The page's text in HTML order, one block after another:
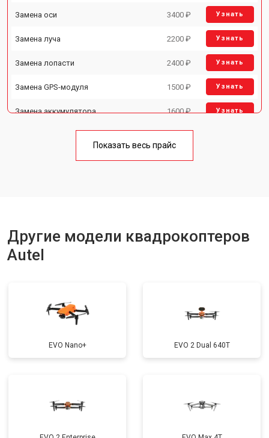
Замена оси 3400 ₽ Узнать
Замена луча 2200 ₽ Узнать
Замена лопасти 2400 ₽ Узнать
Замена GPS-модуля 1500 ₽ Узнать
Замена аккумулятора 1600 ₽ Узнать
1800 ₽
Показать весь прайс
Другие модели квадрокоптеров
Autel
EVO Nano+ EVO 2 Dual 640T